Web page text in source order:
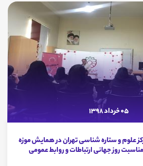
05 خرداد 1398
علوم و ستاره شناسی تهران در همایش موزه
روز جهانی ارتباطات و روابط عمومی